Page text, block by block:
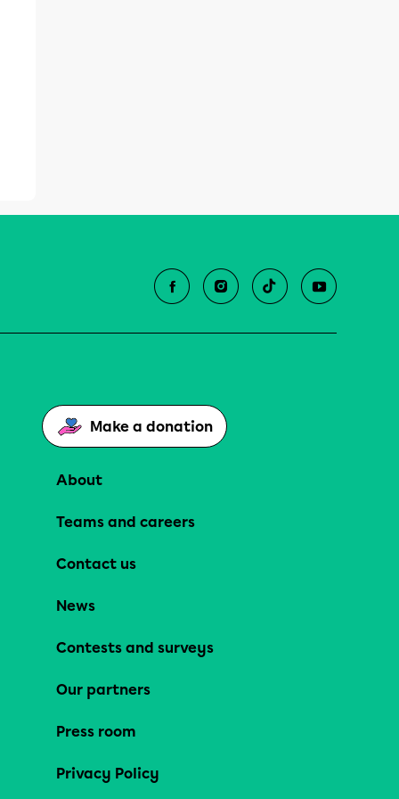
Make a donation
About
Teams and careers
Contact us
News
Contests and surveys
Our partners
Press room
Privacy Policy